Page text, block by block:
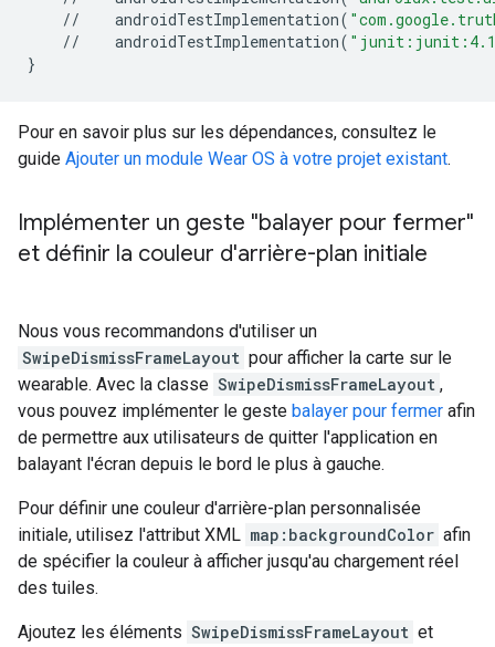
//
androidTestImplementation(
//
androidTestImplementation(
}
Pour en savoir plus sur les dépendances, consultez le
guide Ajouter un module Wear OS à votre projet existant.
Implémenter un geste "balayer pour fermer"
et définir la couleur d'arrière-plan initiale
Nous vous recommandons d'utiliser un
SwipeDismissFrameLayout pour afficher la carte sur le
wearable. Avec la classe SwipeDismissFrameLayout ,
vous pouvez implémenter le geste balayer pour fermer afin
de permettre aux utilisateurs de quitter l'application en
balayant l'écran depuis le bord le plus à gauche.
Pour définir une couleur d'arrière-plan personnalisée
initiale, utilisez l'attribut XML map:backgroundColor afin
de spécifier la couleur à afficher jusqu'au chargement réel
des tuiles.
Ajoutez les éléments SwipeDismissFrameLayout et